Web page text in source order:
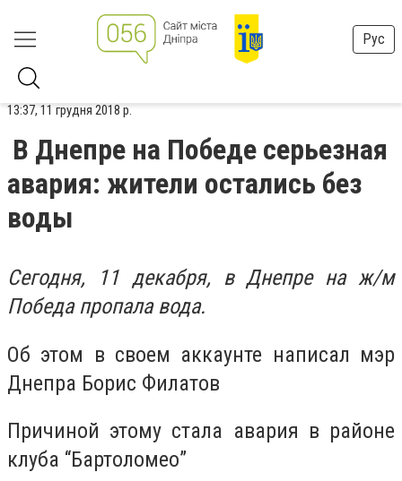
Рус
13:37, 11 грудня 2018 р.
В Днепре на Победе серьезная
авария: жители остались без
воды
Сегодня, 11 декабря, в Днепре на ж/м
Победа пропала вода.
Об этом в своем аккаунте написал мэр
Днепра Борис Филатов
Причиной этому стала авария в районе
клуба “Бартоломео”